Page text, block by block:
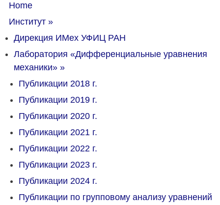
Home
Институт »
Дирекция ИМех УФИЦ РАН
Лаборатория «Дифференциальные уравнения
механики» »
Публикации 2018 г.
Публикации 2019 г.
Публикации 2020 г.
Публикации 2021 г.
Публикации 2022 г.
Публикации 2023 г.
Публикации 2024 г.
Публикации по групповому анализу уравнений